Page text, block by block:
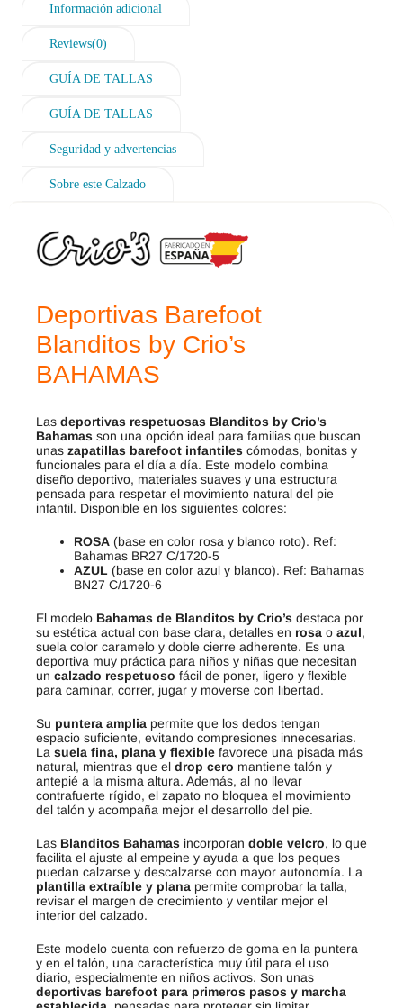
Información adicional
Reviews(0)
GUÍA DE TALLAS
GUÍA DE TALLAS
Seguridad y advertencias
Sobre este Calzado
Deportivas Barefoot
Blanditos by Crio’s
BAHAMAS
Las deportivas respetuosas Blanditos by Crio’s
Bahamas son una opción ideal para familias que buscan
unas zapatillas barefoot infantiles cómodas, bonitas y
funcionales para el día a día. Este modelo combina
diseño deportivo, materiales suaves y una estructura
pensada para respetar el movimiento natural del pie
infantil. Disponible en los siguientes colores:
ROSA (base en color rosa y blanco roto). Ref:
Bahamas BR27 C/1720-5
AZUL (base en color azul y blanco). Ref: Bahamas
BN27 C/1720-6
El modelo Bahamas de Blanditos by Crio’s destaca por
su estética actual con base clara, detalles en rosa o azul,
suela color caramelo y doble cierre adherente. Es una
deportiva muy práctica para niños y niñas que necesitan
un calzado respetuoso fácil de poner, ligero y flexible
para caminar, correr, jugar y moverse con libertad.
Su puntera amplia permite que los dedos tengan
espacio suficiente, evitando compresiones innecesarias.
La suela fina, plana y flexible favorece una pisada más
natural, mientras que el drop cero mantiene talón y
antepié a la misma altura. Además, al no llevar
contrafuerte rígido, el zapato no bloquea el movimiento
del talón y acompaña mejor el desarrollo del pie.
Las Blanditos Bahamas incorporan doble velcro, lo que
facilita el ajuste al empeine y ayuda a que los peques
puedan calzarse y descalzarse con mayor autonomía. La
plantilla extraíble y plana permite comprobar la talla,
revisar el margen de crecimiento y ventilar mejor el
interior del calzado.
Este modelo cuenta con refuerzo de goma en la puntera
y en el talón, una característica muy útil para el uso
diario, especialmente en niños activos. Son unas
deportivas barefoot para primeros pasos y marcha